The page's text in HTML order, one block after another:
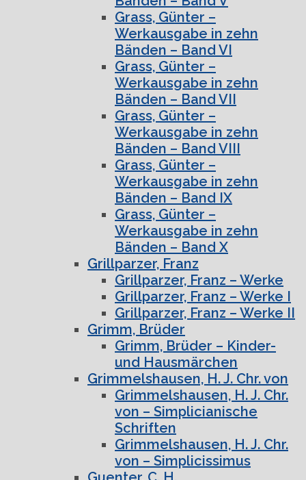
Grass, Günter –
Werkausgabe in zehn
Bänden – Band VI
Grass, Günter –
Werkausgabe in zehn
Bänden – Band VII
Grass, Günter –
Werkausgabe in zehn
Bänden – Band VIII
Grass, Günter –
Werkausgabe in zehn
Bänden – Band IX
Grass, Günter –
Werkausgabe in zehn
Bänden – Band X
Grillparzer, Franz
Grillparzer, Franz – Werke
Grillparzer, Franz – Werke I
Grillparzer, Franz – Werke II
Grimm, Brüder
Grimm, Brüder – Kinder-
und Hausmärchen
Grimmelshausen, H. J. Chr. von
Grimmelshausen, H. J. Chr.
von – Simplicianische
Schriften
Grimmelshausen, H. J. Chr.
von – Simplicissimus